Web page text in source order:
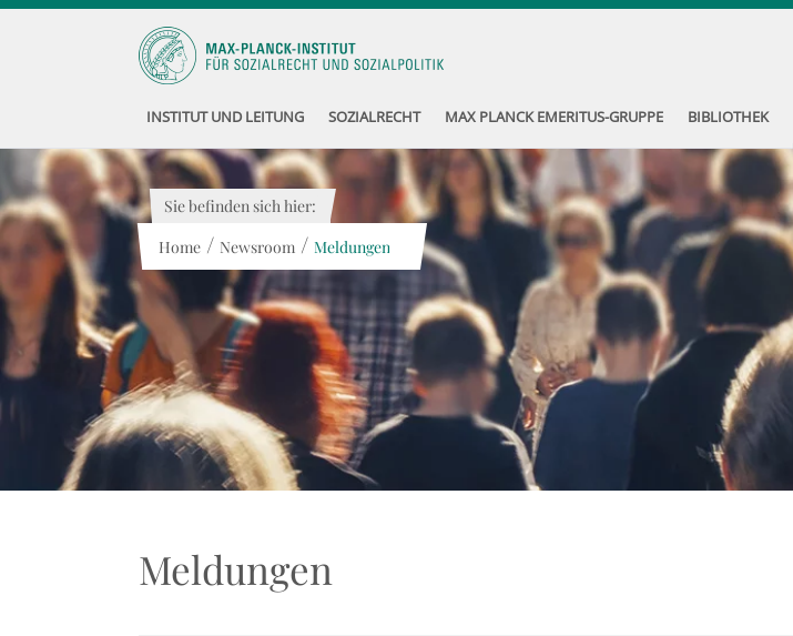
INSTITUT UND LEITUNG SOZIALRECHT MAX PLANCK EMERITUS-GRUPPE BIBLIOTHEK
Sie befinden sich hier:
Home / Newsroom / Meldungen
Meldungen